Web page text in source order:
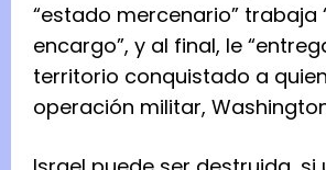
“estado mercenario” trabaja
encargo”, y al final, le
territorio conquistado a
operación militar,